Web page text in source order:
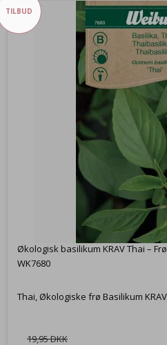
TILBUD
Økologisk basilikum KRAV Thai –
WK7680
Thai, Økologiske frø Basilikum KRAV
19,95 DKK